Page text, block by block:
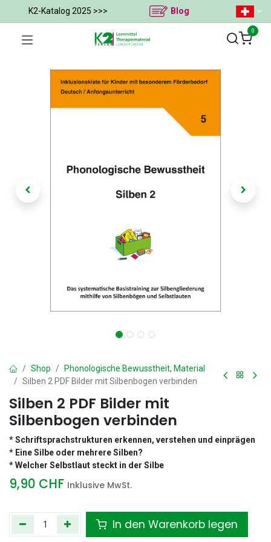
K2-Katalog 2025 >>> Blog
0
Shop
Phonologische Bewusstheit, Material
Silben 2 PDF Bilder mit Silbenbogen verbinden
Silben 2 PDF Bilder mit
Silbenbogen verbinden
* Schriftsprachstrukturen erkennen, verstehen und einprägen
* Eine Silbe oder mehrere Silben?
* Welcher Selbstlaut steckt in der Silbe
9,90 CHF Inklusive MwSt.
In den Warenkorb legen